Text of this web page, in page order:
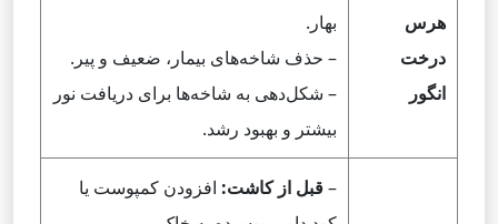
هرس
درخت
انگور
بهار.
– حذف شاخه‌های بیمار، ضعیف و پیر.
– شکل‌دهی به شاخه‌ها برای دریافت نور
بیشتر و بهبود رشد.
–قبل از کاشت: افزودن کمپوست یا